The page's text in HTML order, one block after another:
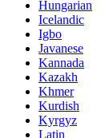
Hungarian
Icelandic
Igbo
Javanese
Kannada
Kazakh
Khmer
Kurdish
Kyrgyz
Latin